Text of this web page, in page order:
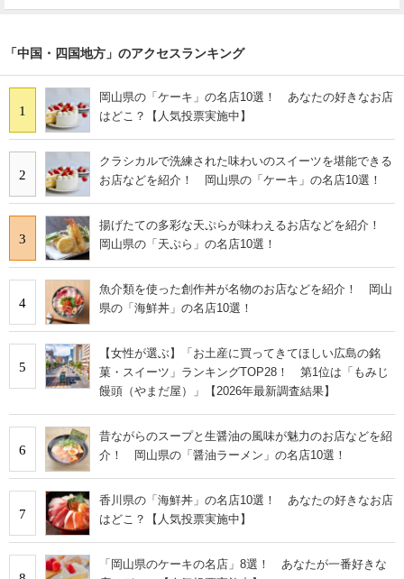
「中国・四国地方」のアクセスランキング
1
岡山県の「ケーキ」の名店10選！ あなたの好きなお店
はどこ？【人気投票実施中】
2
クラシカルで洗練された味わいのスイーツを堪能できる
お店などを紹介！ 岡山県の「ケーキ」の名店10選！
3
揚げたての多彩な天ぷらが味わえるお店などを紹介！
岡山県の「天ぷら」の名店10選！
4
魚介類を使った創作丼が名物のお店などを紹介！ 岡山
県の「海鮮丼」の名店10選！
5
【女性が選ぶ】「お土産に買ってきてほしい広島の銘
菓・スイーツ」ランキングTOP28！ 第1位は「もみじ
饅頭（やまだ屋）」【2026年最新調査結果】
6
昔ながらのスープと生醤油の風味が魅力のお店などを紹
介！ 岡山県の「醤油ラーメン」の名店10選！
7
香川県の「海鮮丼」の名店10選！ あなたの好きなお店
はどこ？【人気投票実施中】
「岡山県のケーキの名店」8選！ あなたが一番好きな